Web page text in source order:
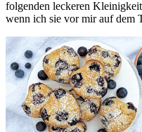
folgenden leckeren
wenn ich sie vor mir auf dem